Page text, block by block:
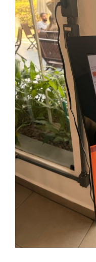
Larger
Image